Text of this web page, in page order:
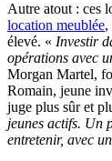
Autre atout : ces
location meublée,
élevé. « Investir
opérations avec
Morgan Martel,
Romain, jeune
juge plus sûr et
jeunes actifs. Un
entretenir, avec